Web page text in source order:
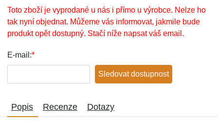
Toto zboží je vyprodané u nás i přímo u výrobce. Nelze ho
tak nyní objednat. Můžeme vás informovat, jakmile bude
produkt opět dostupný. Stačí níže napsat váš email.
E-mail:*
Sledovat dostupnost
Popis Recenze Dotazy